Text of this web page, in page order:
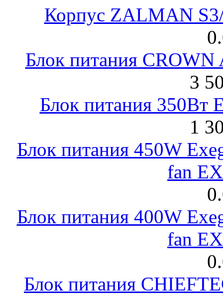
Корпус ZALMAN
Блок питания
3
Блок питания 350Вт
1
Блок питания 450W
fan
Блок питания 400W
fan
Блок питания